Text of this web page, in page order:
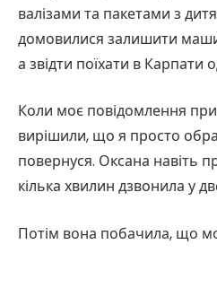
валізами та пакетами з
домовилися залишити
а звідти поїхати в Карпати
Коли моє повідомлення
вирішили, що я просто
повернуся. Оксана навіть
кілька хвилин дзвонила у
Потім вона побачила, що